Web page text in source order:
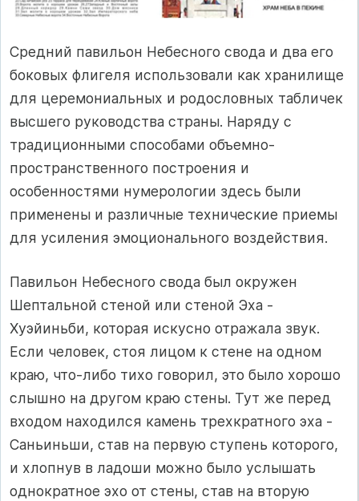
Средний павильон Небесного свода и два его
боковых флигеля использовали как хранилище
для церемониальных и родословных табличек
высшего руководства страны. Наряду с
традиционными способами объемно-
пространственного построения и
особенностями нумерологии здесь были
применены и различные технические приемы
для усиления эмоционального воздействия.
Павильон Небесного свода был окружен
Шептальной стеной или стеной Эха -
Хуэйиньби, которая искусно отражала звук.
Если человек, стоя лицом к стене на одном
краю, что-либо тихо говорил, это было хорошо
слышно на другом краю стены. Тут же перед
входом находился камень трехкратного эха -
Саньиньши, став на первую ступень которого,
и хлопнув в ладоши можно было услышать
однократное эхо от стены, став на вторую